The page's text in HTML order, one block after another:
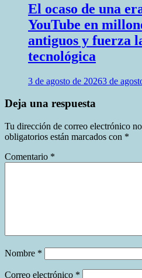
El ocaso de una
YouTube en
antiguos y fuerza
tecnológica
3 de agosto de 20263 de
Deja una respuesta
Tu dirección de correo electrónico
obligatorios están marcados con *
Comentario *
Nombre *
Correo electrónico *